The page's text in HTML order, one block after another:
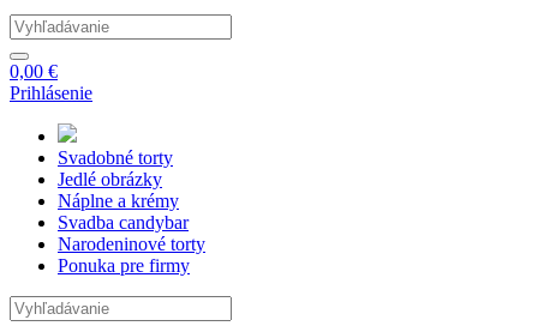
0,00 €
Prihlásenie
Svadobné torty
Jedlé obrázky
Náplne a krémy
Svadba candybar
Narodeninové torty
Ponuka pre firmy